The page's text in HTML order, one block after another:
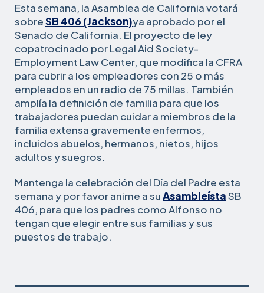
Esta semana, la Asamblea de California votará
sobreSB 406 (Jackson)ya aprobado por el
Senado de California. El proyecto de ley
copatrocinado por Legal Aid Society-
Employment Law Center, que modifica la CFRA
para cubrir a los empleadores con 25 o más
empleados en un radio de 75 millas. También
amplía la definición de familia para que los
trabajadores puedan cuidar a miembros de la
familia extensa gravemente enfermos,
incluidos abuelos, hermanos, nietos, hijos
adultos y suegros.
Mantenga la celebración del Día del Padre esta
semana y por favor anime a suAsambleístaSB
406, para que los padres como Alfonso no
tengan que elegir entre sus familias y sus
puestos de trabajo.